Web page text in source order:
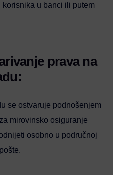
u banci ili putem
prava na
se ostvaruje podnošenjem
mirovinsko osiguranje
osobno u područnoj